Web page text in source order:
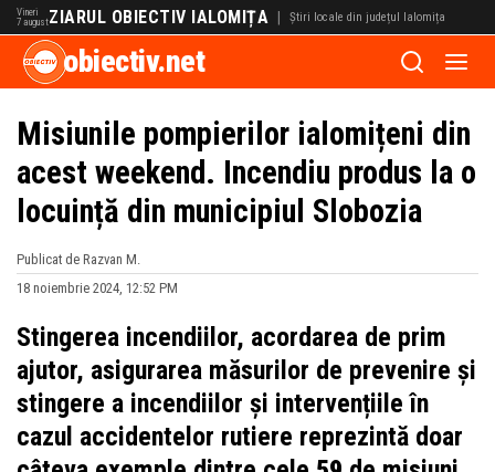
Vineri
7 augustZIARUL OBIECTIV IALOMIȚA | Știri locale din județul Ialomița
obiectiv.net
Misiunile pompierilor ialomițeni din
acest weekend. Incendiu produs la o
locuință din municipiul Slobozia
Publicat de Razvan M.
18 noiembrie 2024, 12:52 PM
Stingerea incendiilor, acordarea de prim
ajutor, asigurarea măsurilor de prevenire și
stingere a incendiilor și intervențiile în
cazul accidentelor rutiere reprezintă doar